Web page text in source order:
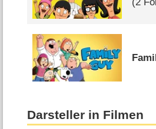
Darsteller in Filmen